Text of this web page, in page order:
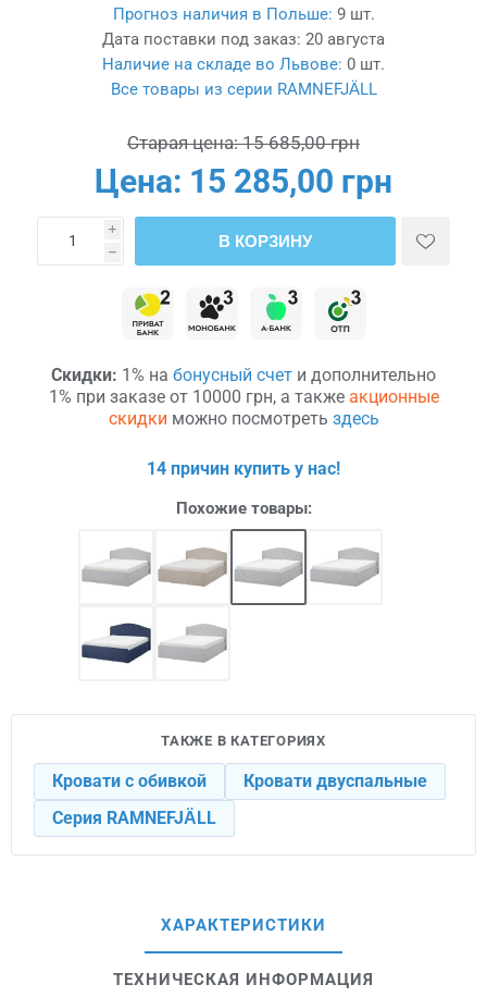
Прогноз наличия в Польше: 9 шт.
Дата поставки под заказ: 20 августа
Наличие на складе во Львове: 0 шт.
Все товары из серии RAMNEFJÄLL
Старая цена: 15 685,00 грн
Цена: 15 285,00 грн
i
h
В КОРЗИНУ
Скидки: 1% на бонусный счет и дополнительно
1% при заказе от 10000 грн, а также акционные
скидки можно посмотреть здесь
14 причин купить у нас!
Похожие товары:
ТАКЖЕ В КАТЕГОРИЯХ
Кровати с обивкой
Кровати двуспальные
Серия RAMNEFJÄLL
ХАРАКТЕРИСТИКИ
ТЕХНИЧЕСКАЯ ИНФОРМАЦИЯ